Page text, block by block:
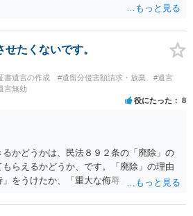
たくないです。
書遺言の作成 #遺留分侵害額請求・放棄
#遺言
言無効
役にたった 8
かどうかは、民法８９２条の「廃除」の
らえるかどうか、です。「廃除」の理由
をうけたか、「重大な侮辱」を受けた
（民法８９３条）。 弁護士に具体的な事